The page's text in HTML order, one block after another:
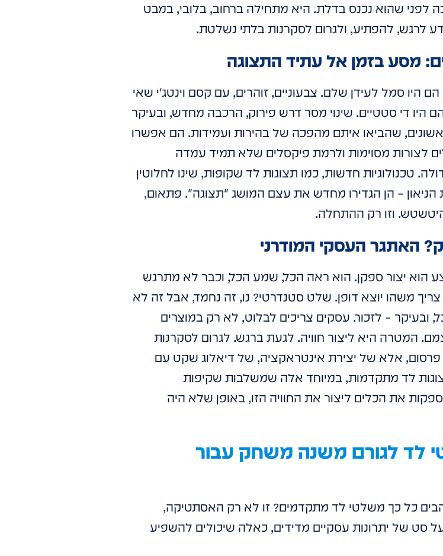
שהוא נכנס בדלת. היא מתחילה ברחוב, בלובי, במבט
לרגש, להפתיע, ולגרום לסקרנות בלתי נשלטת.
מסע בזמן אל עתיד התצוגה
היו סמל לעידן שלם. צבעוניים, זוהרים, עם קסם וינטג'י שאי
די סטטיים. שינוי מסר דרש פירוק, הרכבה מחדש, ובעיקר
שהביאו איתם מהפכה של בהירות ועמידות. הם אפשרו
לצורות מסוימות ולרמת פיקסלים שלא תמיד עמדה
טכנולוגיות חדשות, כמו תצוגות לד שקופות, שינו לחלוטין
– הן הגדירו מחדש את עצם המושג "תצוגה". פתאום,
וזו רק ההתחלה.
האתגר העסקי המודרני
הוא יצור ספקן. הוא ראה הכל, שמע הכל, וכבר לא מתרגש
משהו יוצא דופן. שלט סטנדרטי? נו, זה נחמד, אבל זה לא
ובעיקר – לזכור. עסקים צריכים לבלוט, לא רק במוצרים
המטרה היא ליצור חוויה. לגעת ברגש. לגרום לסקרנות
אלא של יצירת אינטראקציה, של דיאלוג שקט עם
לד מתקדמות, במיוחד אלה שמשלבות שקיפות
את הכלים ליצור את החוויה הזו, באופן שלא היה
לד לגורם משנה משחק עבור
כל כך משלטי לד מתקדמים? זו לא רק האסתטיקה,
סט של יתרונות עסקיים מדידים, כאלה שיכולים להשפיע